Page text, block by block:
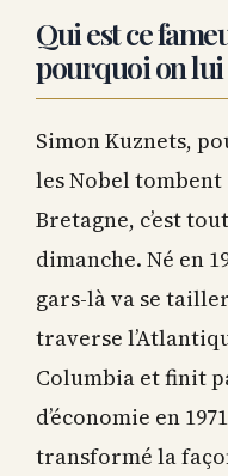
Qui est ce
pourquoi on lui
Simon Kuznets,
les Nobel
Bretagne, c’est
dimanche. Né en
gars-là va se
traverse
Columbia et finit
d’économie en
transformé la